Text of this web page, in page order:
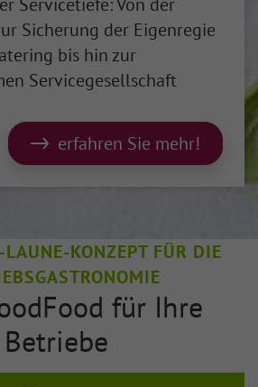
Service­tiefe: Von der
Sicherung der Eigenregie
bis hin zur
Servicegesellschaft
erfahren Sie mehr!
LAUNE-KONZEPT FÜR DIE
für Ihre
Betriebe